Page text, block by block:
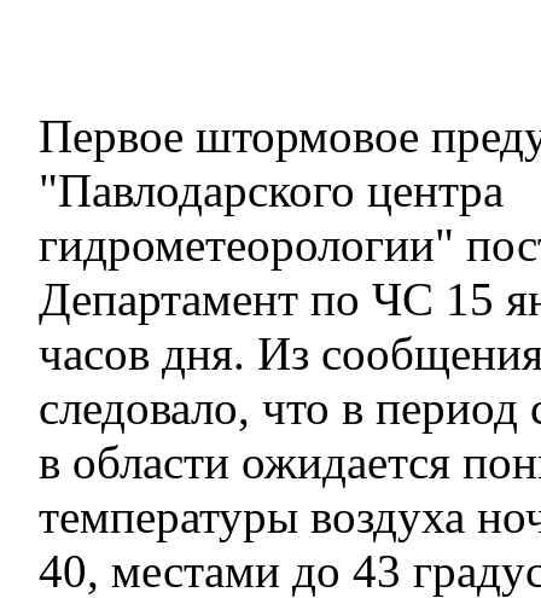
Первое штормовое
"Павлодарского центра
гидрометеорологии"
Департамент по ЧС 15
часов дня. Из
следовало, что в период
в области ожидается
температуры воздуха
40, местами до 43